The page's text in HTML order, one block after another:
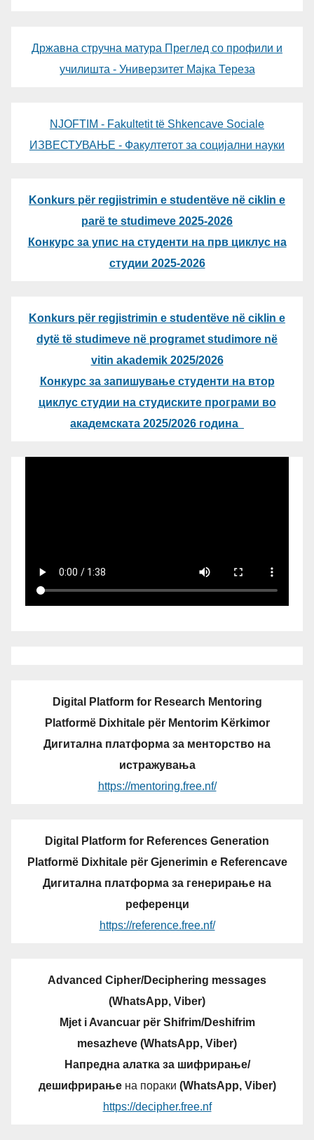
Државна стручна матура Преглед со профили и
училишта - Универзитет Мајка Тереза
NJOFTIM - Fakultetit të Shkencave Sociale
ИЗВЕСТУВАЊЕ - Факултетот за социјални науки
Konkurs për regjistrimin e studentëve në ciklin e
parë te studimeve 2025-2026
Конкурс за упис на студенти на прв циклус на
студии 2025-2026
Konkurs për regjistrimin e studentëve në ciklin e
dytë të studimeve në programet studimore në
vitin akademik 2025/2026
Конкурс за запишување студенти на втор
циклус студии на студиските програми во
академската 2025/2026 година
Digital Platform for Research Mentoring
Platformë Dixhitale për Mentorim Kërkimor
Дигитална платформа за менторство на
истражувања
https://mentoring.free.nf/
Digital Platform for References Generation
Platformë Dixhitale për Gjenerimin e Referencave
Дигитална платформа за генерирање на
референци
https://reference.free.nf/
Advanced Cipher/Deciphering messages
(WhatsApp, Viber)
Mjet i Avancuar për Shifrim/Deshifrim
mesazheve (WhatsApp, Viber)
Напредна алатка за шифрирање/
дешифрирањена пораки (WhatsApp, Viber)
https://decipher.free.nf